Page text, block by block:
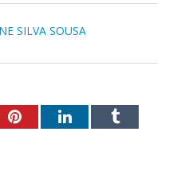
SILVA SOUSA
PinterestLinkedInTumblr